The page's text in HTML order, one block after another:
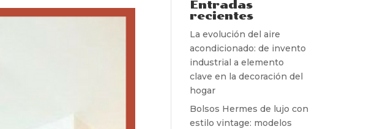
Entradas
recientes
La evolución del aire
acondicionado: de invento
industrial a elemento
clave en la decoración del
hogar
Bolsos Hermes de lujo con
estilo vintage: modelos